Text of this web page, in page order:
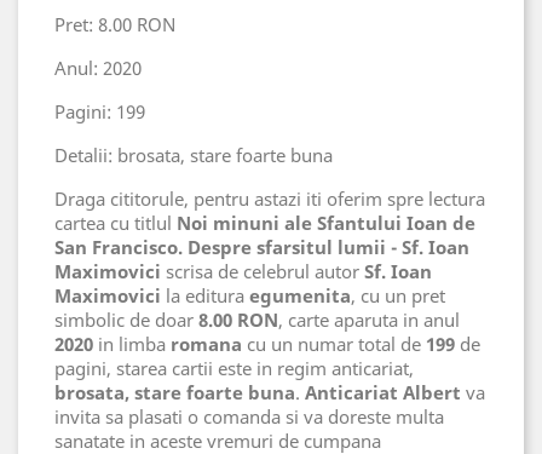
Pret: 8.00 RON
Anul: 2020
Pagini: 199
Detalii: brosata, stare foarte buna
Draga cititorule, pentru astazi iti oferim spre lectura
cartea cu titlul Noi minuni ale Sfantului Ioan de
San Francisco. Despre sfarsitul lumii - Sf. Ioan
Maximovici scrisa de celebrul autor Sf. Ioan
Maximovici la editura egumenita, cu un pret
simbolic de doar 8.00 RON, carte aparuta in anul
2020 in limba romana cu un numar total de 199 de
pagini, starea cartii este in regim anticariat,
brosata, stare foarte buna. Anticariat Albert va
invita sa plasati o comanda si va doreste multa
sanatate in aceste vremuri de cumpana